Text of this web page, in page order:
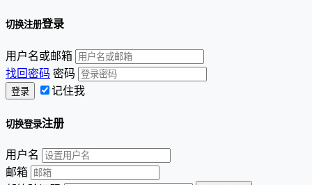
切换注册登录
用户名或邮箱
找回密码 密码
记住我
切换登录注册
用户名
邮箱